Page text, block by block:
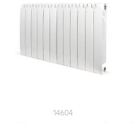
14604